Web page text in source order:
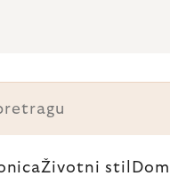
Životni stil Dom